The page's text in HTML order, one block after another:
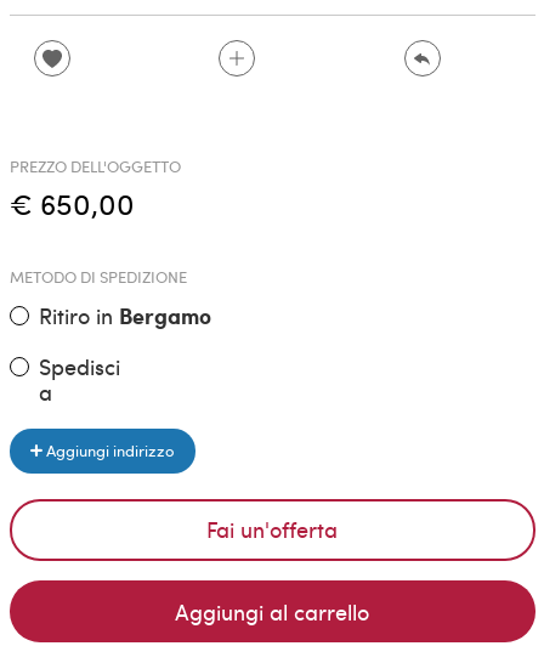
PREZZO DELL'OGGETTO
€ 650,00
METODO DI SPEDIZIONE
Ritiro in Bergamo
Spedisci
a
Aggiungi indirizzo
Fai un'offerta
Aggiungi al carrello